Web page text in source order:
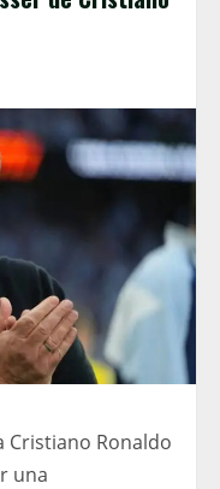
Cristiano Ronaldo
una